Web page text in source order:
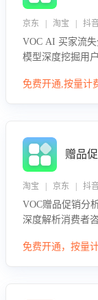
京东 | 淘宝 | 抖
VOC AI 买家流
模型深度挖掘用
迟、竞品价格冲
免费开通,按量计
赠品
淘宝 | 京东 | 抖
VOC赠品促销分
深度解析消费者
求，帮助企业制
免费开通，按量